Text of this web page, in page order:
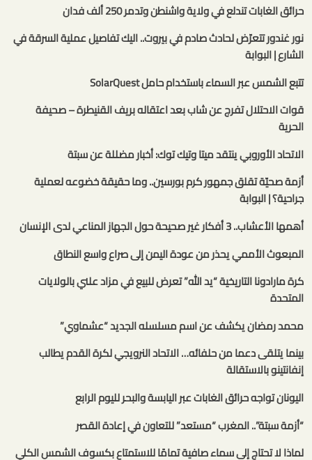
حرائق الغابات تندلع في ولاية واشنطن وتدمر 250 ألف فدان
نور غندور تتعرّض لحادث صادم في بيروت.. اليك تفاصيل عملية السرقة في
الشارع | البوابة
تتبع الشمس عبر السماء باستخدام حامل SolarQuest
قوات الاحتلال تفرج عن شاب بعد اعتقاله بريف القنيطرة – صحيفة
الحرية
الاتحاد الأوروبي ينتقد ميتا وتيك توك: أخبار مضللة عن سبتة
أزمة صحيّة تقلق جمهور كرم بورسين.. وما حقيقة خضوعه لعملية
جراحية؟ | البوابة
أهمها الأعشاب.. 3 أفكار غير صحيحة حول الجهاز المناعي لدى الإنسان
المبعوث الأممي يحذر من عودة اليمن إلى صراع واسع النطاق
كرة مارادونا التاريخية “يد الله” تعرض للبيع في مزاد علني بالولايات
المتحدة
محمد رمضان يكشف عن اسم مسلسله الجديد “عشماوي”
بينما يتلقى دعما من حلفائه… الاتحاد النرويجي لكرة القدم يطالب
إنفانتينو بالاستقالة
اليونان تواجه حرائق الغابات عبر اليابسة والبحر لليوم الرابع
“أزمة سبتة”.. المغرب “مستعد” للتعاون في إعادة القصر
لماذا لا تحتاج إلى سماء صافية تمامًا للاستمتاع بكسوف الشمس الكلي